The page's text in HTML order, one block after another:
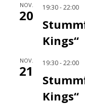
NOV.
20 19:30-22:00
Kings“
NOV.
21 19:30-22:00
Kings“